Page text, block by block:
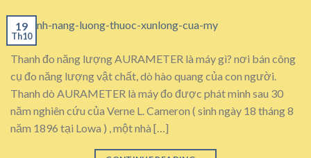
19
Th10
Thanh đo năng lượng AURAMETER là máy gì? nơi bán công
cụ đo năng lượng vật chất, dò hào quang của con người.
Thanh dò AURAMETER là máy đo được phát minh sau 30
năm nghiên cứu của Verne L. Cameron ( sinh ngày 18 tháng 8
năm 1896 tại Lowa ) , một nhà […]